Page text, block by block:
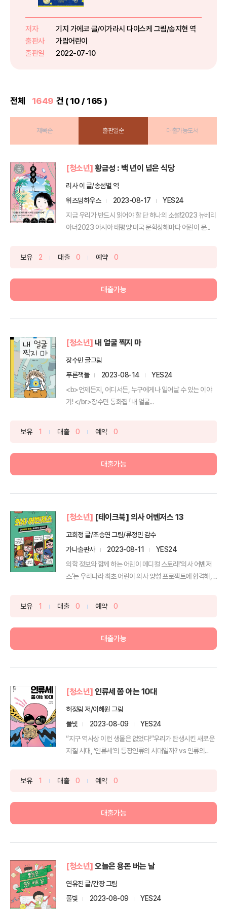
는 의사 선생님이 있습니다.바로 로
고글을 쓰고, 작은 오토바이에 올라
저자
기지 가에코 글/이가라시 다이스케 그림/송지현 역
출판사
가람어린이
출판일
2022-07-10
전체 1649 건 ( 10 / 165 )
제목순 출판일순 대출가능도서
[청소년] 황금성 : 백 년이 넘은 식당
리사 이 글/송섬별 역
위즈덤하우스
2023-08-17
YES24
지금 우리가 반드시 읽어야 할 단 하나의 소설!2023 뉴베리
아너2023 아시아 태평양 미국 문학상해마다 어린이 문...
보유 2 대출 0 예약 0
대출가능
[청소년] 내 얼굴 찍지 마
장수민 글그림
푸른책들
2023-08-14
YES24
<b>언제든지, 어디서든, 누구에게나 일어날 수 있는 이야
기! </br>장수민 동화집 「내 얼굴...
보유 1 대출 0 예약 0
대출가능
[청소년] [테이크북] 의사 어벤저스 13
고희정 글/조승연 그림/류정민 감수
가나출판사
2023-08-11
YES24
의학 정보와 함께 하는 어린이 메디컬 스토리!‘의사 어벤저
스’는 우리나라 최초 어린이 의사 양성 프로젝트에 합격해, ...
보유 1 대출 0 예약 0
대출가능
[청소년] 인류세 쫌 아는 10대
허정림 저/이혜원 그림
풀빛
2023-08-09
YES24
“지구 역사상 이런 생물은 없었다!”우리가 탄생시킨 새로운
지질 시대, ‘인류세’의 등장인류의 시대일까? vs 인류의...
보유 1 대출 0 예약 0
대출가능
[청소년] 오늘은 용돈 버는 날
연유진 글/간장 그림
풀빛
2023-08-09
YES24